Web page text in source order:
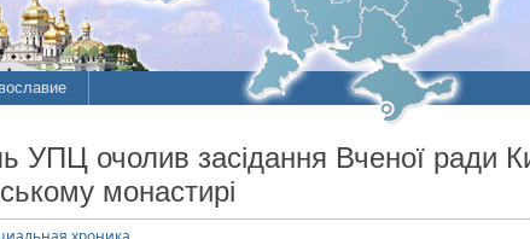
УПЦ очолив засідання Вченої ради
монастирі